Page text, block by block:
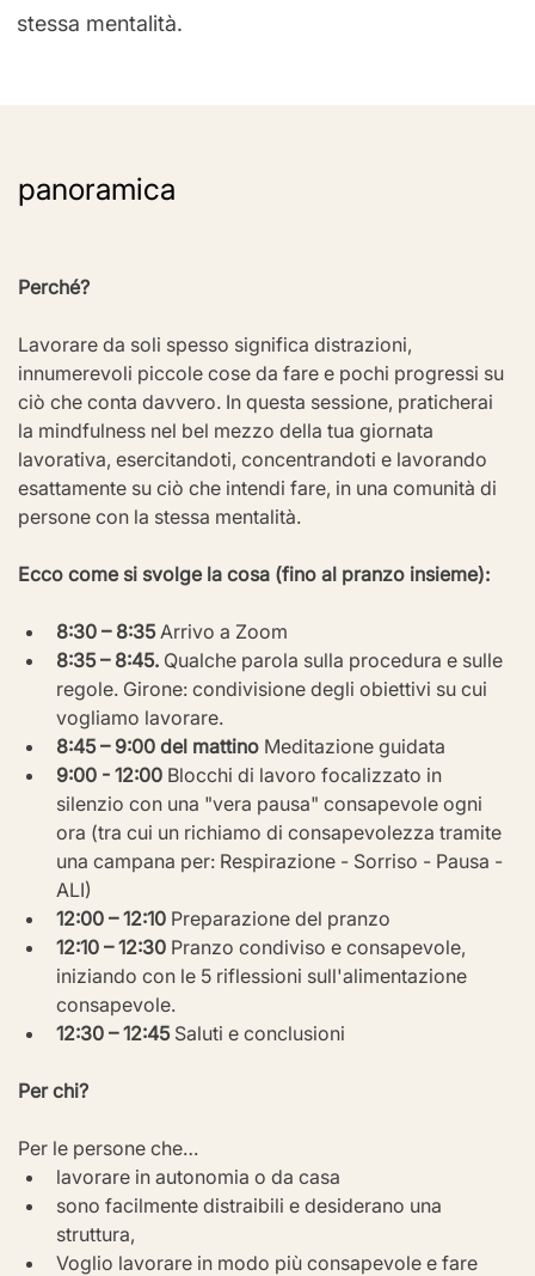
stessa mentalità.
panoramica
Perché?
Lavorare da soli spesso significa distrazioni,
innumerevoli piccole cose da fare e pochi progressi su
ciò che conta davvero. In questa sessione, praticherai
la mindfulness nel bel mezzo della tua giornata
lavorativa, esercitandoti, concentrandoti e lavorando
esattamente su ciò che intendi fare, in una comunità di
persone con la stessa mentalità.
Ecco come si svolge la cosa (fino al pranzo insieme):
8:30 – 8:35 Arrivo a Zoom
8:35 – 8:45. Qualche parola sulla procedura e sulle
regole. Girone: condivisione degli obiettivi su cui
vogliamo lavorare.
8:45 – 9:00 del mattino Meditazione guidata
9:00 - 12:00 Blocchi di lavoro focalizzato in
silenzio con una "vera pausa" consapevole ogni
ora (tra cui un richiamo di consapevolezza tramite
una campana per: Respirazione - Sorriso - Pausa -
ALI)
12:00 – 12:10 Preparazione del pranzo
12:10 – 12:30 Pranzo condiviso e consapevole,
iniziando con le 5 riflessioni sull'alimentazione
consapevole.
12:30 – 12:45 Saluti e conclusioni
Per chi?
Per le persone che…
lavorare in autonomia o da casa
sono facilmente distraibili e desiderano una
struttura,
Voglio lavorare in modo più consapevole e fare